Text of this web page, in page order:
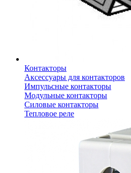
Контакторы
Аксессуары для контакторов
Импульсные контакторы
Модульные контакторы
Силовые контакторы
Тепловое реле